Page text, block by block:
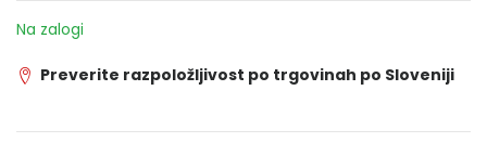
Na zalogi
Preverite razpoložljivost po trgovinah po Sloveniji